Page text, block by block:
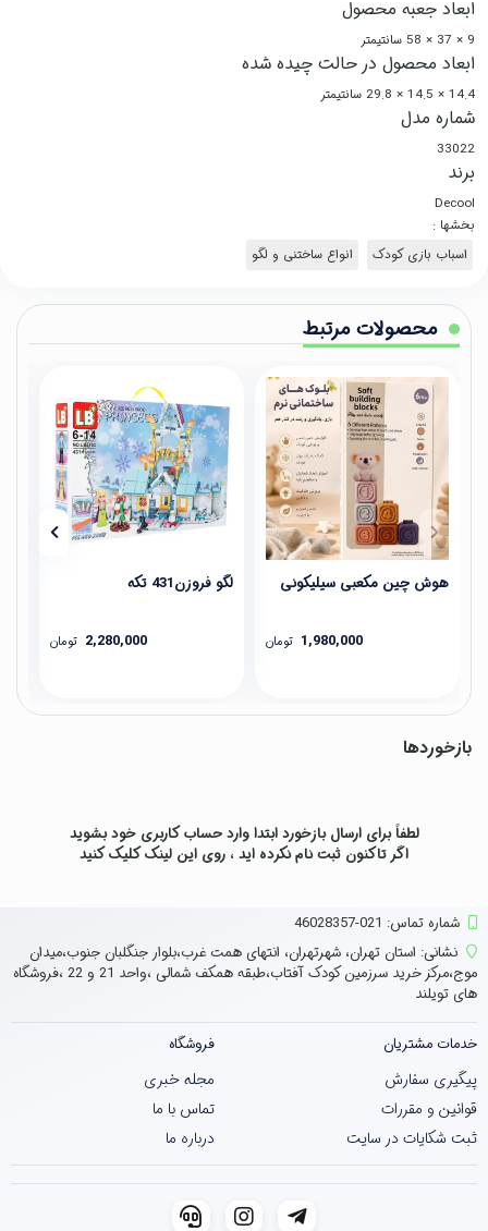
ابعاد جعبه محصول
9 × 37 × 58 سانتیمتر
ابعاد محصول در حالت چیده شده
14.4 × 14.5 × 29.8 سانتیمتر
شماره مدل
33022
برند
Decool
بخشها :
اسباب بازی کودک
انواع ساختنی و لگو
محصولات مرتبط
هوش چین مکعبی سیلیکونی
1,980,000 تومان
لگو فروزن431 تکه
2,280,000 تومان
بازخوردها
لطفاً برای ارسال بازخورد ابتدا وارد حساب کاربری خود بشوید
اگر تاکنون ثبت نام نکرده اید ، روی این لینککلیک کنید
شماره تماس‌: 021-46028357
نشانی: استان تهران، شهرتهران، انتهای همت غرب،بلوار جنگلبان جنوب،میدان
موج،مرکز خرید سرزمین کودک آفتاب،طبقه همکف شمالی ،واحد 21 و 22 ،فروشگاه
های تویلند
خدمات مشتریان
پیگیری سفارش
قوانین و مقررات
ثبت شکایات در سایت
فروشگاه
مجله خبری
تماس با ما
درباره ما